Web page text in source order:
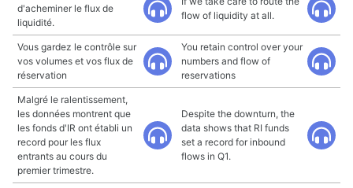
d'acheminer le flux de
liquidité.
flow of liquidity at all.
Vous gardez le contrôle sur
vos volumes et vos flux de
réservation
You retain control over your
numbers and flow of
reservations
Malgré le ralentissement,
les données montrent que
les fonds d'IR ont établi un
record pour les flux
entrants au cours du
premier trimestre.
Despite the downturn, the
data shows that RI funds
set a record for inbound
flows in Q1.